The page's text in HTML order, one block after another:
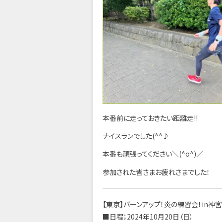
本番前に走っておきたい距離走!!
ナイスランでした(^^♪
本番も頑張ってください＼(^o^)／
参加された皆さまお疲れさまでした！
【東京】バーンアップ！炎の練習会！in神
■日程；2024年10月20日（日）